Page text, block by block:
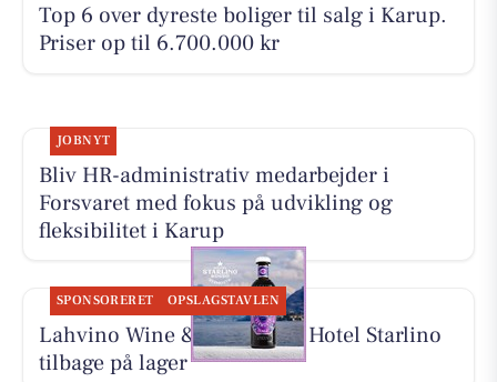
Top 6 over dyreste boliger til salg i Karup.
Priser op til 6.700.000 kr
JOBNYT
Bliv HR-administrativ medarbejder i
Forsvaret med fokus på udvikling og
fleksibilitet i Karup
SPONSORERET OPSLAGSTAVLEN
Lahvino Wine & Spirits har Hotel Starlino
tilbage på lager